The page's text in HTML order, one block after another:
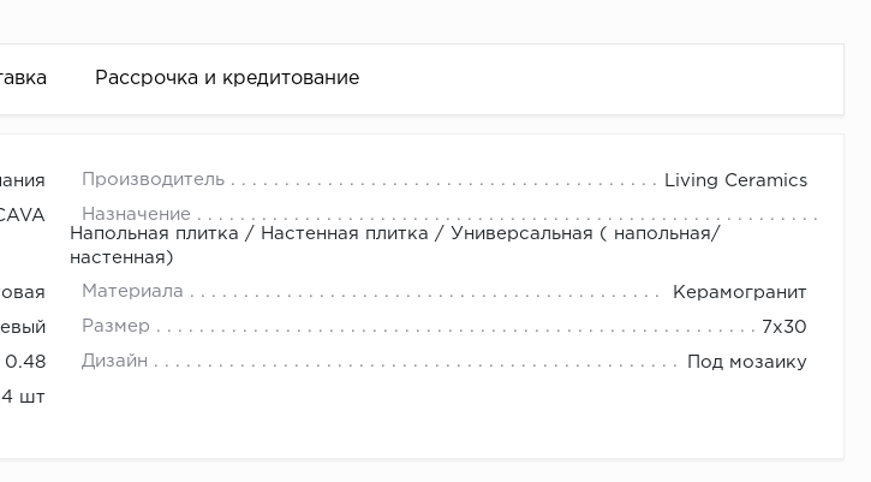
Рассрочка и кредитование
Производитель Living Ceramics
Назначение
Напольная плитка / Настенная плитка / Универсальная ( напольная/
настенная)
Материала Керамогранит
Размер 7x30
0.48 Дизайн Под мозаику
шт